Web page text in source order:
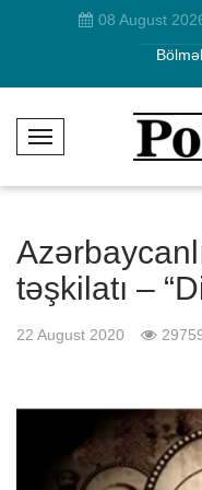
08 August
T
g
e
N
v
təşkilatı –
22 August 2020